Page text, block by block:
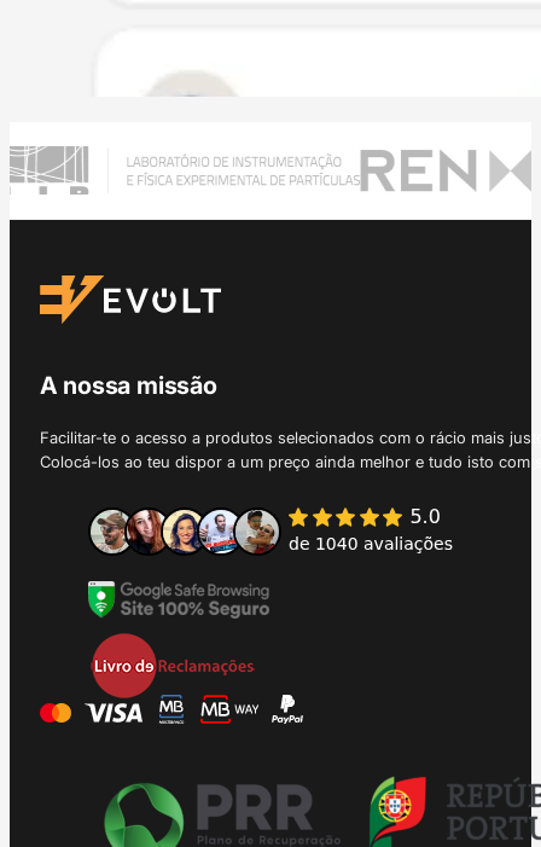
A nossa missão
Facilitar-te o acesso a produtos selecionados com o rácio mais
Colocá-los ao teu dispor a um preço ainda melhor e tudo isto